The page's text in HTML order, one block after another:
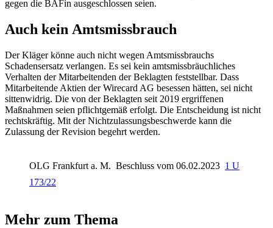
gegen die BAFin ausgeschlossen seien.
Auch kein Amtsmissbrauch
Der Kläger könne auch nicht wegen Amtsmissbrauchs
Schadensersatz verlangen. Es sei kein amtsmissbräuchliches
Verhalten der Mitarbeitenden der Beklagten feststellbar. Dass
Mitarbeitende Aktien der Wirecard AG besessen hätten, sei nicht
sittenwidrig. Die von der Beklagten seit 2019 ergriffenen
Maßnahmen seien pflichtgemäß erfolgt. Die Entscheidung ist nicht
rechtskräftig. Mit der Nichtzulassungsbeschwerde kann die
Zulassung der Revision begehrt werden.
OLG Frankfurt a. M. Beschluss vom 06.02.2023 1 U
173/22
Mehr zum Thema